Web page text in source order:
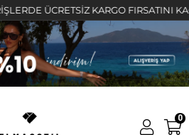
ÜCRETSİZ KARGO FIRSATINI
0